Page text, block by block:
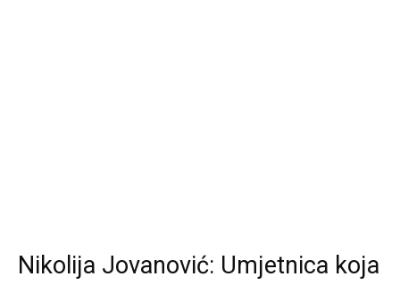
Nikolija Jovanović: Umjetnica koja